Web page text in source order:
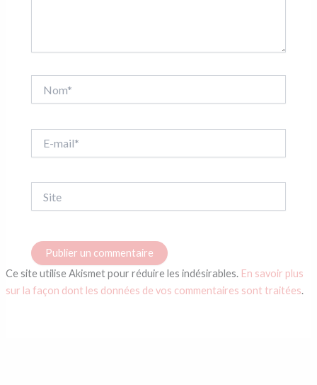
mail*
Ce site utilise Akismet pour réduire les indésirables. En savoir plus
sur la façon dont les données de vos commentaires sont traitées.